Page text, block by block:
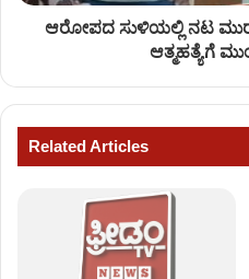
ಆರೋಪದ ಸುಳಿಯಲ್ಲಿ ನಟ
ಆತ್ಮಹತ್ಯೆಗೆ
Related Articles